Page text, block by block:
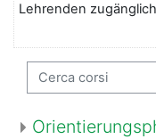
Lehrenden
Cerca corsi